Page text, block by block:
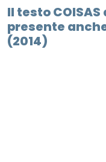
Il testo COISAS
presente
(2014)